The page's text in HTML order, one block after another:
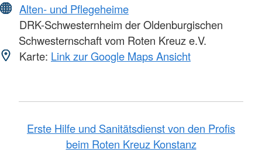
Alten- und Pflegeheime
DRK-Schwesternheim der Oldenburgischen
Schwesternschaft vom Roten Kreuz e.V.
Karte: Link zur Google Maps Ansicht
Erste Hilfe und Sanitätsdienst von den Profis
beim Roten Kreuz Konstanz